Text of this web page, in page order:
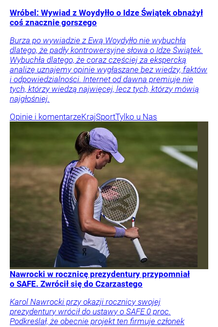
Wróbel: Wywiad z Woydyłło o Idze Świątek obnażył
coś znacznie gorszego
Burza po wywiadzie z Ewą Woydyłło nie wybuchła
dlatego, że padły kontrowersyjne słowa o Idze Świątek.
Wybuchła dlatego, że coraz częściej za ekspercką
analizę uznajemy opinie wygłaszane bez wiedzy, faktów
i odpowiedzialności. Internet od dawna premiuje nie
tych, którzy wiedzą najwięcej, lecz tych, którzy mówią
najgłośniej.
Opinie i komentarzeKrajSportTylko u Nas
Nawrocki w rocznicę prezydentury przypomniał
o SAFE. Zwrócił się do Czarzastego
Karol Nawrocki przy okazji rocznicy swojej
prezydentury wrócił do ustawy o SAFE 0 proc.
Podkreślał, że obecnie projekt ten firmuje członek